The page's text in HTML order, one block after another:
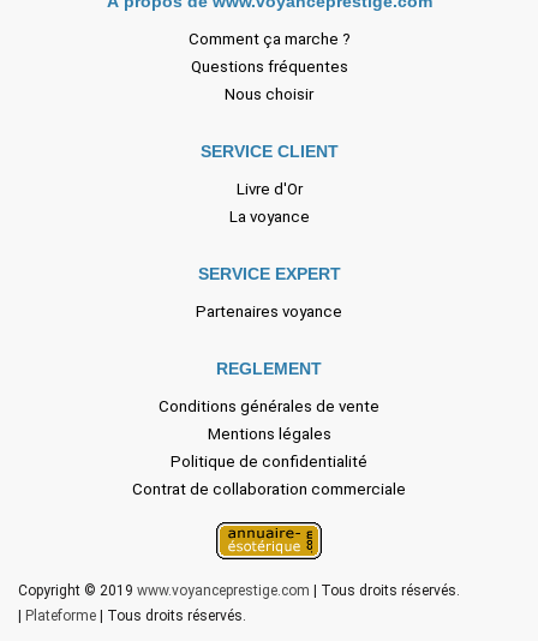
Comment ça marche ?
Questions fréquentes
Nous choisir
SERVICE CLIENT
Livre d'Or
La voyance
SERVICE EXPERT
Partenaires voyance
REGLEMENT
Conditions générales de vente
Mentions légales
Politique de confidentialité
Contrat de collaboration commerciale
Copyright © 2019 www.voyanceprestige.com | Tous droits réservés.
Plateforme | Tous droits réservés.